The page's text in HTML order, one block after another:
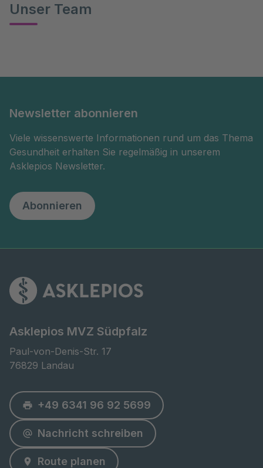
Unser Team
Newsletter abonnieren
Viele wissenswerte Informationen rund um das Thema
Gesundheit erhalten Sie regelmäßig in unserem
Asklepios Newsletter.
Abonnieren
Asklepios MVZ Südpfalz
Paul-von-Denis-Str. 17
76829 Landau
+49 6341 96 92 5699
Nachricht schreiben
Route planen